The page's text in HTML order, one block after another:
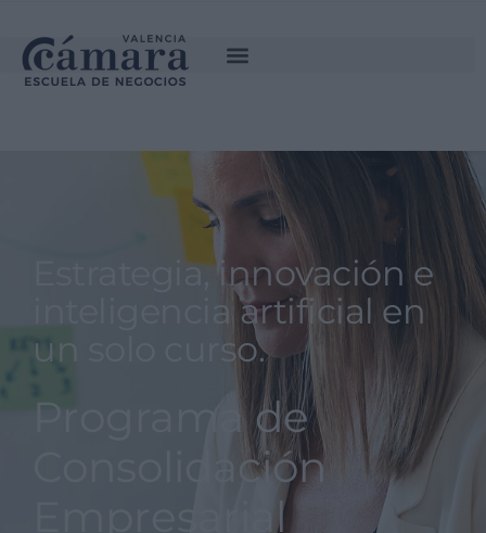
PREINSCRIPCIÓN
Estrategia, innovación e
inteligencia artificial en
un solo curso.
Programa de
Consolidación
Empresarial